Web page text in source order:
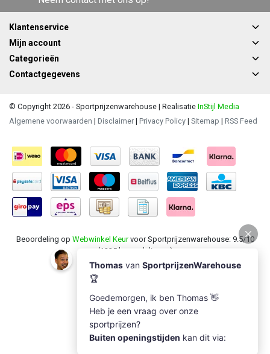
Klantenservice
Mijn account
Categorieën
Contactgegevens
© Copyright 2026 - Sportprijzenwarehouse | Realisatie InStijl Media
Algemene voorwaarden | Disclaimer | Privacy Policy | Sitemap | RSS Feed
Beoordeling op Webwinkel Keurvoor Sportprijzenwarehouse: 9.5/10
(1235 beoordelingen)